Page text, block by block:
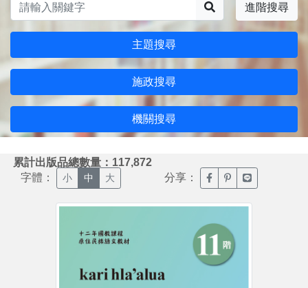
進階搜尋
主題搜尋
施政搜尋
機關搜尋
累計出版品總數量：117,872
字體： 小 中 大 分享： 臉書分享(另開新視窗)
噗浪分享(另開新
Line分享(另